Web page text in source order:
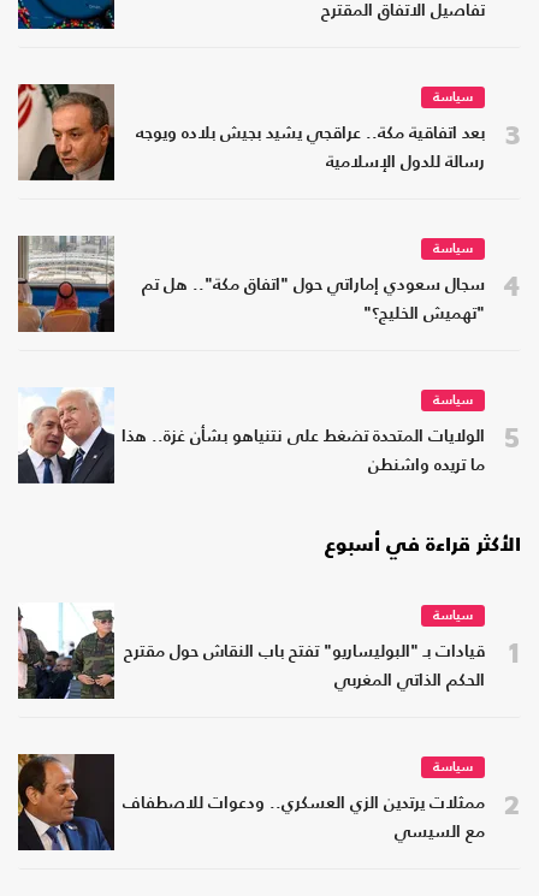
تفاصيل الاتفاق المقترح
3
سياسة
بعد اتفاقية مكة.. عراقجي يشيد بجيش بلاده ويوجه
رسالة للدول الإسلامية
4
سياسة
سجال سعودي إماراتي حول "اتفاق مكة".. هل تم
"تهميش الخليج؟"
5
سياسة
الولايات المتحدة تضغط على نتنياهو بشأن غزة.. هذا
ما تريده واشنطن
الأكثر قراءة في أسبوع
1
سياسة
قيادات بـ "البوليساريو" تفتح باب النقاش حول مقترح
الحكم الذاتي المغربي
2
سياسة
ممثلات يرتدين الزي العسكري.. ودعوات للاصطفاف
مع السيسي